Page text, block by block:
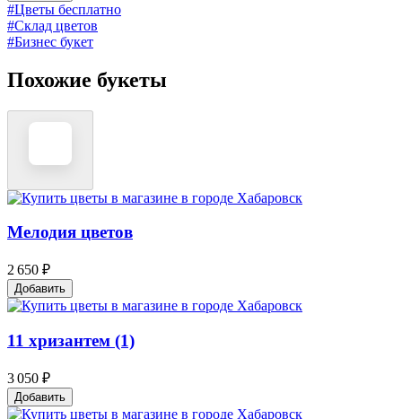
#Цветы бесплатно
#Склад цветов
#Бизнес букет
Похожие букеты
Мелодия цветов
2 650 ₽
Добавить
11 хризантем (1)
3 050 ₽
Добавить